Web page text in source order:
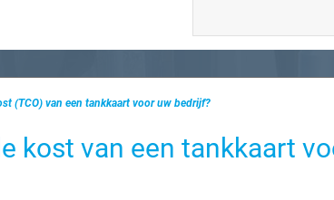
(TCO) van een tankkaart voor uw bedrijf?
kost van een tankkaart